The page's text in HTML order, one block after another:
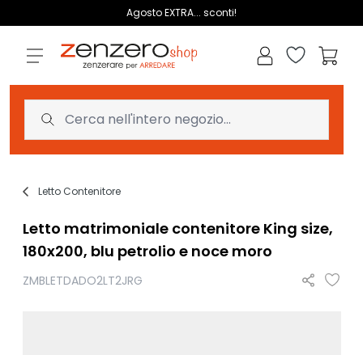
Agosto EXTRA... sconti!
Lista dei
Letto Contenitore
Letto matrimoniale contenitore King size,
180x200, blu petrolio e noce moro
ZMBLETDADO2LT2JRG